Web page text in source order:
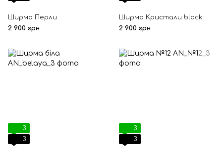
Ширма Перли
2 900 грн
Ширма Кристали black
2 900 грн
3
3
3
3